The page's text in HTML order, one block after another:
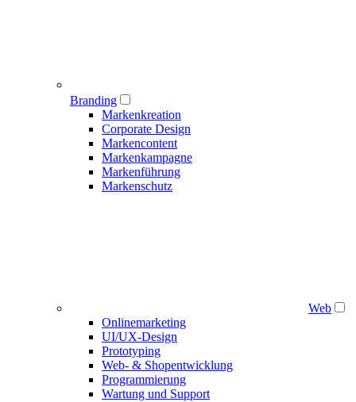
Branding
Markenkreation
Corporate Design
Markencontent
Markenkampagne
Markenführung
Markenschutz
Web
Onlinemarketing
UI/UX-Design
Prototyping
Web- & Shopentwicklung
Programmierung
Wartung und Support